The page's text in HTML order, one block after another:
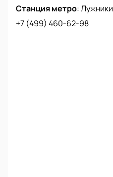
Станция метро:Лужники
+7 (499) 460-62-98